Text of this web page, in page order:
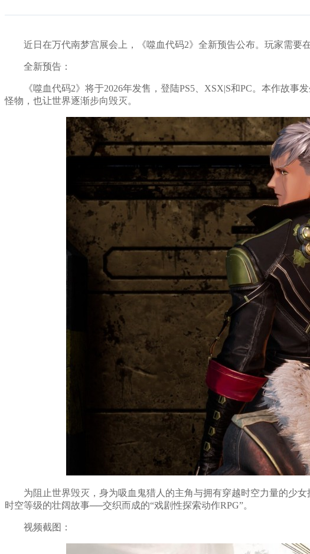
近日在‌万代南梦宫展会上，《噬血代码2》全新预告公布。玩家需要
全新预告：
《噬血代码2》将于2026年发售，登陆PS5、XSX|S和PC。本作故
怪物，也让世界逐渐步向毁灭。
为阻止世界毁灭，身为吸血鬼猎人的主角与拥有穿越时空力量的少
时空等级的壮阔故事──交织而成的“戏剧性探索动作RPG”。
视频截图：